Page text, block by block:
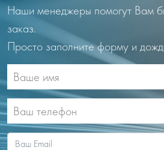
Наши менеджеры помогут Вам
заказ.
Просто заполните форму и